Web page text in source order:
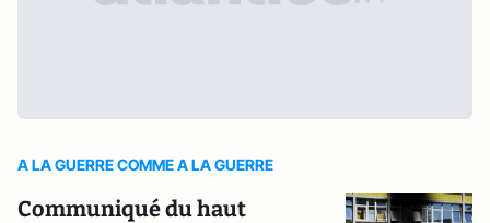
A LA GUERRE COMME A LA GUERRE
Communiqué du haut